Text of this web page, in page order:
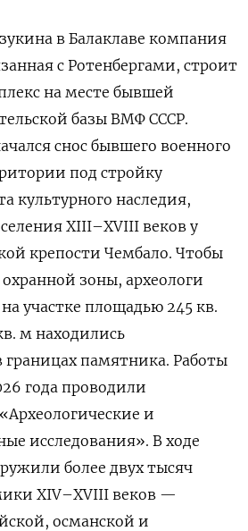
в Балаклаве компания
с Ротенбергами, строит
на месте бывшей
базы ВМФ СССР.
снос бывшего военного
под стройку
культурного наследия,
XIII–XVIII веков у
крепости Чембало. Чтобы
зоны, археологи
участке площадью 245 кв.
м находились
границах памятника. Работы
года проводили
и
исследования». В ходе
более двух тысяч
XIV–XVIII веков —
османской и